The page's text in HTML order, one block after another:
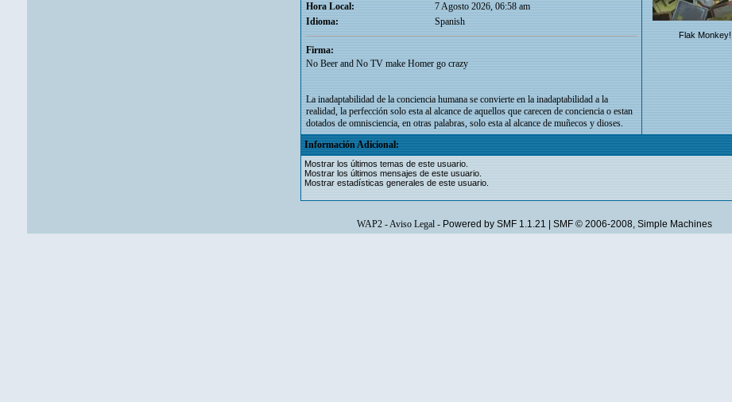
Hora Local:
7 Agosto 2026, 06:58 am
Idioma:
Spanish
Firma:
No Beer and No TV make Homer go crazy
La inadaptabilidad de la conciencia humana se convierte en la inadaptabilidad a la
realidad, la perfección solo esta al alcance de aquellos que carecen de conciencia o estan
dotados de omnisciencia, en otras palabras, solo esta al alcance de muñecos y dioses.
Flak Monkey!
Información Adicional:
Mostrar los últimos temas de este usuario.
Mostrar los últimos mensajes de este usuario.
Mostrar estadísticas generales de este usuario.
WAP2-Aviso Legal- Powered by SMF 1.1.21 SMF © 2006-2008, Simple Machines